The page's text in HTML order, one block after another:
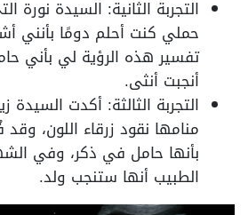
التجربة الثانية: السيدة نورة
حملي كنت أحلم دومًا بأنني
تفسير هذه الرؤية لي بأني
أنجبت أنثى.
التجربة الثالثة: أكدت
منامها نقود زرقاء اللون،
بأنها حامل في ذكر، وفي
الطبيب أنها ستنجب ولد.